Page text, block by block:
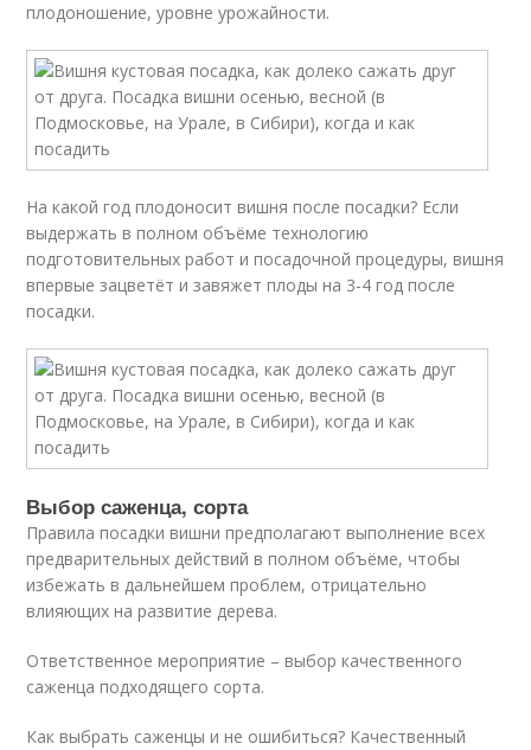
плодоношение, уровне урожайности.
На какой год плодоносит вишня после посадки? Если
выдержать в полном объёме технологию
подготовительных работ и посадочной процедуры, вишня
впервые зацветёт и завяжет плоды на 3-4 год после
посадки.
Выбор саженца, сорта
Правила посадки вишни предполагают выполнение всех
предварительных действий в полном объёме, чтобы
избежать в дальнейшем проблем, отрицательно
влияющих на развитие дерева.
Ответственное мероприятие – выбор качественного
саженца подходящего сорта.
Как выбрать саженцы и не ошибиться? Качественный